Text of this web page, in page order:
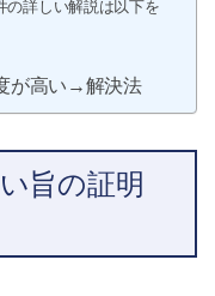
の詳しい解説は以下を
が高い→解決法
旨の証明